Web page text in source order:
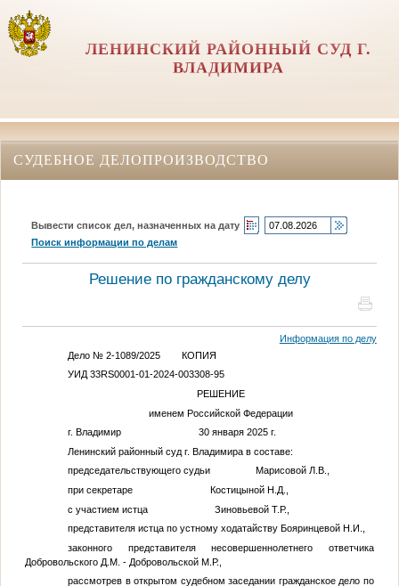
ЛЕНИНСКИЙ РАЙОННЫЙ СУД Г.
ВЛАДИМИРА
СУДЕБНОЕ ДЕЛОПРОИЗВОДСТВО
Вывести список дел, назначенных на дату
Поиск информации по делам
Решение по гражданскому делу
Информация по делу
Дело № 2-1089/2025 КОПИЯ
УИД 33RS0001-01-2024-003308-95
РЕШЕНИЕ
именем Российской Федерации
г. Владимир 30 января 2025 г.
Ленинский районный суд г. Владимира в составе:
председательствующего судьи Марисовой Л.В.,
при секретаре Костицыной Н.Д.,
с участием истца Зиновьевой Т.Р.
представителя истца по устному ходатайству Бояринцевой Н.И.
законного представителя несовершеннолетнего ответчика
Добровольского Д.М. - Добровольской М.Р.
рассмотрев в открытом судебном заседании гражданское дело по